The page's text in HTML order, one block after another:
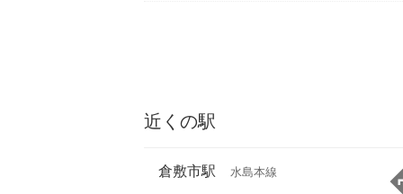
近くの駅
倉敷市駅 水島本線